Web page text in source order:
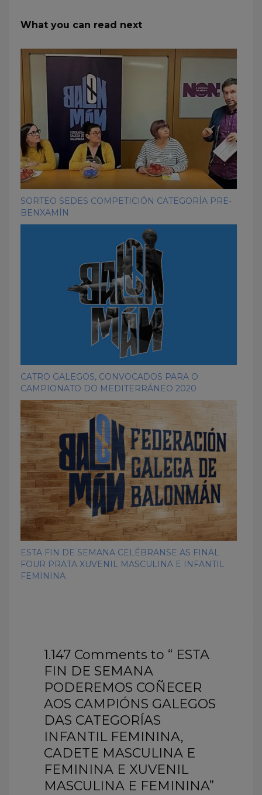
What you can read next
SORTEO SEDES COMPETICIÓN CATEGORÍA PRE-
BENXAMÍN
CATRO GALEGOS, CONVOCADOS PARA O
CAMPIONATO DO MEDITERRÁNEO 2020
ESTA FIN DE SEMANA CELÉBRANSE AS FINAL
FOUR PRATA XUVENIL MASCULINA E INFANTIL
FEMININA
1.147 Comments to “ ESTA
FIN DE SEMANA
PODEREMOS COÑECER
AOS CAMPIÓNS GALEGOS
DAS CATEGORÍAS
INFANTIL FEMININA,
CADETE MASCULINA E
FEMININA E XUVENIL
MASCULINA E FEMININA”